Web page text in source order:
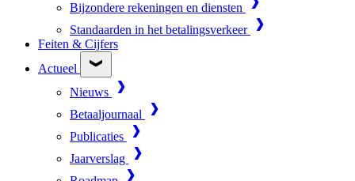
Bijzondere rekeningen en diensten
Standaarden in het betalingsverkeer
Feiten & Cijfers
Actueel
Nieuws
Betaaljournaal
Publicaties
Jaarverslag